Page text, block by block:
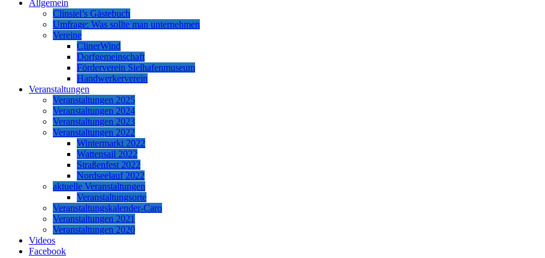
Allgemein
Clinsiel’s Gästebuch
Umfrage: Was sollte man unternehmen
Vereine
ClinerWind
Dorfgemeinschaft
Förderverein Sielhafenmuseum
Handwerkerverein
Veranstaltungen
Veranstaltungen 2025
Veranstaltungen 2024
Veranstaltungen 2023
Veranstaltungen 2022
Wintermarkt 2022
Wattensail 2022
Straßenfest 2022
Nordseelauf 2022
aktuelle Veranstaltungen
Veranstaltungsorte
Veranstaltungskalender-Caro
Veranstaltungen 2021
Veranstaltungen 2020
Videos
Facebook